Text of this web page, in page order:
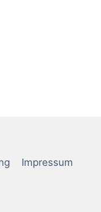
Impressum